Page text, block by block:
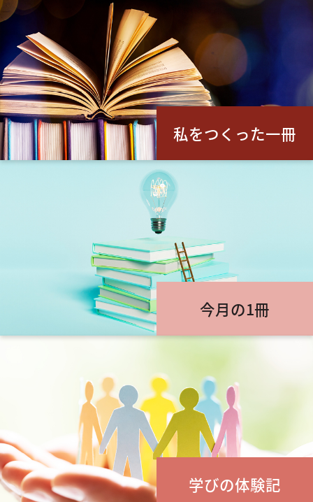
私をつくった一冊
今月の1冊
学びの体験記